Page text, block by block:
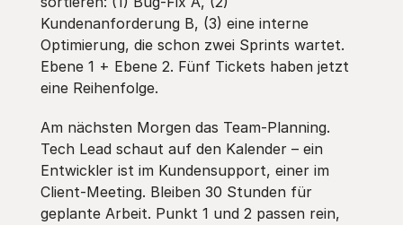
Kundenanforderung B, (3) eine interne
Optimierung, die schon zwei Sprints wartet.
Ebene 1 + Ebene 2. Fünf Tickets haben jetzt
eine Reihenfolge.
Am nächsten Morgen das Team-Planning.
Tech Lead schaut auf den Kalender – ein
Entwickler ist im Kundensupport, einer im
Client-Meeting. Bleiben 30 Stunden für
geplante Arbeit. Punkt 1 und 2 passen rein,